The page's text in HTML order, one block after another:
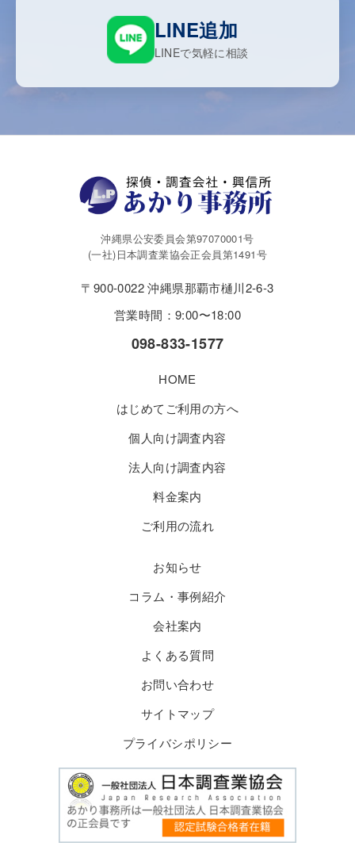
LINE追加
LINEで気軽に相談
沖縄県公安委員会第97070001号
(一社)日本調査業協会正会員第1491号
〒900-0022 沖縄県那覇市樋川2-6-3
営業時間：9:00〜18:00
098-833-1577
HOME
はじめてご利用の方へ
個人向け調査内容
法人向け調査内容
料金案内
ご利用の流れ
お知らせ
コラム・事例紹介
会社案内
よくある質問
お問い合わせ
サイトマップ
プライバシポリシー